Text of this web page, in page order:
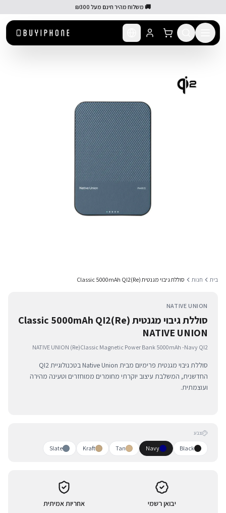
🚚 משלוח מהיר חינם מעל ₪300
בית חנות סוללת גיבוי מגנטית (Re)Classic 5000mAh QI2
NATIVE UNION
סוללת גיבוי מגנטית (Re)Classic 5000mAh QI2
NATIVE UNION
NATIVE UNION (Re)Classic Magnetic Power Bank 5000mAh -Navy QI2
סוללת גיבוי מגנטית פרימיום מבית Native Union בטכנולוגיית QI2
החדשנית, המשלבת עיצוב יוקרתי מחומרים ממוחזרים וטעינה מהירה
ועוצמתית.
צבע
Black
Navy
Tan
Kraft
Slate
יבואן רשמי אחריות אמיתית